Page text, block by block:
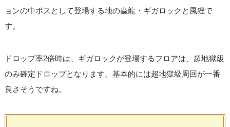
ョンの中ボスとして登場する地の蟲龍・ギガロックと風狸で
す。
ドロップ率2倍時は、ギガロックが登場するフロアは、超地獄級
のみ確定ドロップとなります。基本的には超地獄級周回が一番
良さそうですね。